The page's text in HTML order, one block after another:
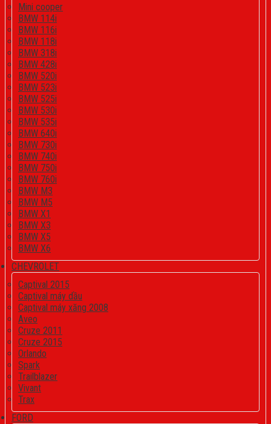
Mini cooper
BMW 114i
BMW 116i
BMW 118i
BMW 318i
BMW 428i
BMW 520i
BMW 523i
BMW 525i
BMW 530i
BMW 535i
BMW 640i
BMW 730i
BMW 740i
BMW 750i
BMW 760i
BMW M3
BMW M5
BMW X1
BMW X3
BMW X5
BMW X6
CHEVROLET
Captival 2015
Captival máy dầu
Captival máy xăng 2008
Aveo
Cruze 2011
Cruze 2015
Orlando
Spark
Trailblazer
Vivant
Trax
FORD